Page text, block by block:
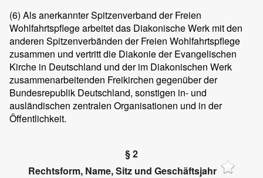
(6) Als anerkannter Spitzenverband der Freien
Wohlfahrtspflege arbeitet das Diakonische Werk mit den
anderen Spitzenverbänden der Freien Wohlfahrtspflege
zusammen und vertritt die Diakonie der Evangelischen
Kirche in Deutschland und der im Diakonischen Werk
zusammenarbeitenden Freikirchen gegenüber der
Bundesrepublik Deutschland, sonstigen in- und
ausländischen zentralen Organisationen und in der
Öffentlichkeit.
§ 2
Rechtsform, Name, Sitz und Geschäftsjahr